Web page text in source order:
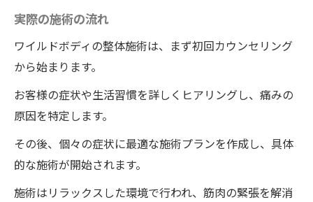
患者の成功事例
ワイルドボディの整体術を続けることの重
要性
ワイルドボディの整体でむち打ち症を一回の施
術で根本から治す効果を探る
根本治療の必要性
一回で治すための具体的な技術
ワイルドボディの施術の効果を最大化する
実際の施術の流れ
ワイルドボディの整体施術は、まず初回カウンセリング
から始まります。
お客様の症状や生活習慣を詳しくヒアリングし、痛みの
原因を特定します。
その後、個々の症状に最適な施術プランを作成し、具体
的な施術が開始されます。
施術はリラックスした環境で行われ、筋肉の緊張を解消